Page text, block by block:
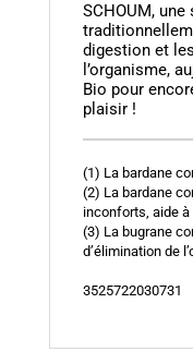
SCHOUM,
digestion et
l’organisme,
Bio pour
plaisir !
(1) La bardane
(2) La bardane
inconforts, aide
(3) La bugrane
d’élimination de
3525722030731